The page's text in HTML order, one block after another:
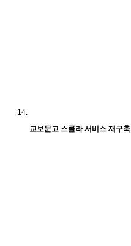
교보문고 스콜라 서비스 재구축